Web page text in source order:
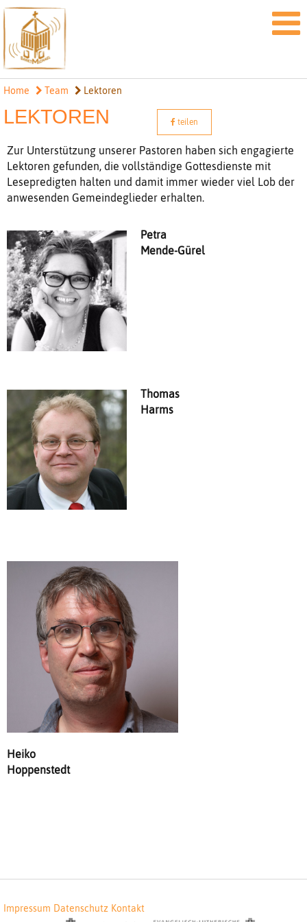
Home Team Lektoren
LEKTOREN teilen
Zur Unterstützung unserer Pastoren haben sich engagierte
Lektoren gefunden, die vollständige Gottesdienste mit
Lesepredigten halten und damit immer wieder viel Lob der
anwesenden Gemeindeglieder erhalten.
Petra
Mende-Gürel
Thomas
Harms
Heiko
Hoppenstedt
Impressum Datenschutz Kontakt